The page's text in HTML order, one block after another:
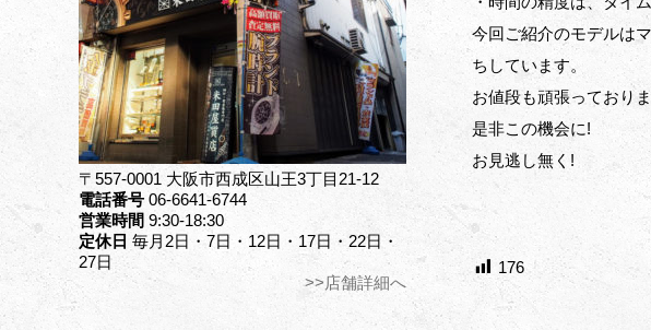
今回ご紹介のモデルは
ちしています。
お値段も頑張っておりま
是非この機会に!
お見逃し無く!
176
〒557-0001 大阪市西成区山王3丁目21-12
電話番号 06-6641-6744
営業時間 9:30-18:30
定休日 毎月2日・7日・12日・17日・22日・
27日
>>店舗詳細へ